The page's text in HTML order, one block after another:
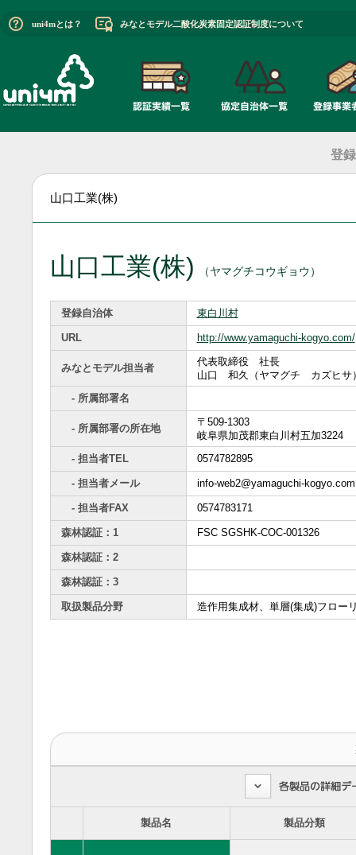
uni4mとは？ みなとモデル二酸化炭素固定認証制度について
登
山口工業(株)
山口工業(株) （ヤマグチコウギョウ）
登録自治体 東白川村
URL http://www.yamaguchi-kogyo.com/
みなとモデル担当者
代表取締役 社長
山口 和久（ヤマグチ カズヒサ
- 所属部署名
- 所属部署の所在地
〒509-1303
岐阜県加茂郡東白川村五加3224
- 担当者TEL
0574782895
- 担当者メール info-web2@yamaguchi-kogyo.com
- 担当者FAX 0574783171
森林認証：1 FSC SGSHK-COC-001326
森林認証：2
森林認証：3
取扱製品分野 造作用集成材、単層(集成)フロー
製品名 製品分類